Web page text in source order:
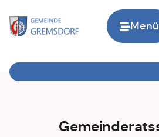
springen
Menü